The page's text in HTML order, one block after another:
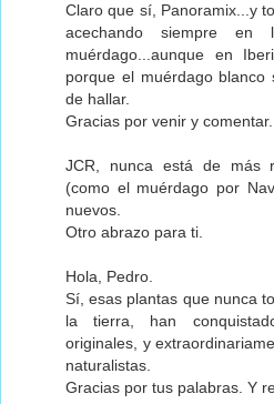
Claro que sí, Panoramix...y
acechando siempre en
muérdago...aunque en
porque el muérdago
de hallar.
Gracias por venir y comentar.
JCR, nunca está de más
(como el muérdago por
nuevos.
Otro abrazo para ti.
Hola, Pedro.
Sí, esas plantas que nunca
la tierra, han
originales, y
naturalistas.
Gracias por tus palabras. Y